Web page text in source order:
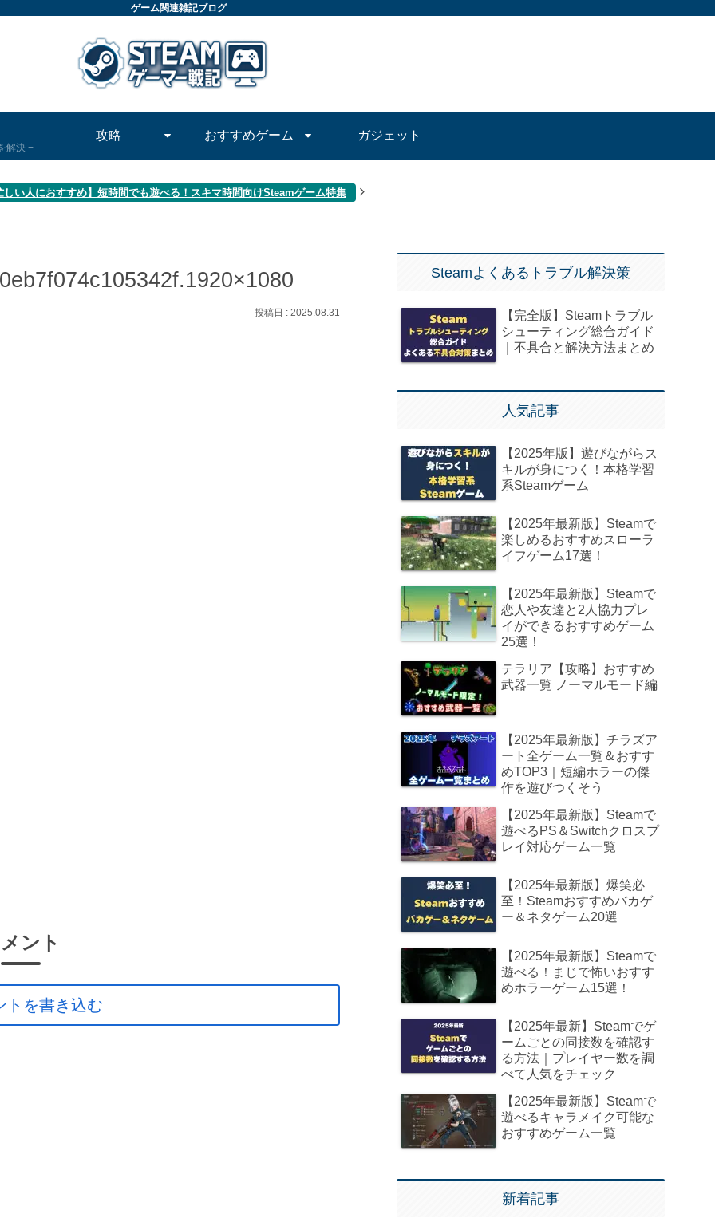
ゲーム関連雑記ブログ
解決
攻略 おすすめゲーム ガジェット
しい人におすすめ】短時間でも遊べる！スキマ時間向けSteamゲーム特集
2025.08.31
ント
トを書き込む
Steamよくあるトラブル解決策
【完全版】Steamトラブル
シューティング総合ガイド
｜不具合と解決方法まとめ
人気記事
【2025年版】遊びながらス
キルが身につく！本格学習
系Steamゲーム
【2025年最新版】Steamで
楽しめるおすすめスローラ
イフゲーム17選！
【2025年最新版】Steamで
恋人や友達と2人協力プレ
イができるおすすめゲーム
25選！
テラリア【攻略】おすすめ
武器一覧 ノーマルモード編
【2025年最新版】チラズア
ート全ゲーム一覧＆おすす
めTOP3｜短編ホラーの傑
作を遊びつくそう
【2025年最新版】Steamで
遊べるPS＆Switchクロスプ
レイ対応ゲーム一覧
【2025年最新版】爆笑必
至！Steamおすすめバカゲ
ー＆ネタゲーム20選
【2025年最新版】Steamで
遊べる！まじで怖いおすす
めホラーゲーム15選！
【2025年最新】Steamでゲ
ームごとの同接数を確認す
る方法｜プレイヤー数を調
べて人気をチェック
【2025年最新版】Steamで
遊べるキャラメイク可能な
おすすめゲーム一覧
新着記事